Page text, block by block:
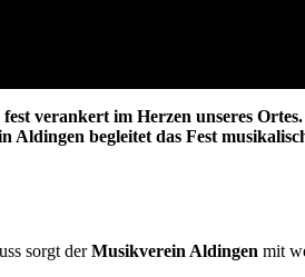
verankert im Herzen unseres Ortes.
begleitet das Fest
sorgt derMusikverein Aldingen mit